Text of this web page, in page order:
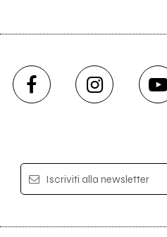
Iscriviti alla newsletter